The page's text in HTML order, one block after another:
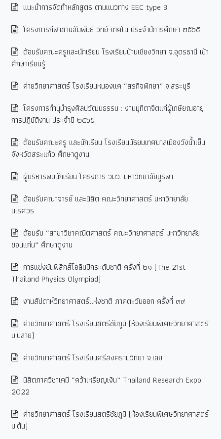
แนะนำการจัดทำหลักสูตร ตามแนวทาง EEC type B
โครงการกีฬาสานสัมพันธ์ วิทย์-เทคโน ประจำปีการศึกษา ๒๕๖๕
ต้อนรับคณะครูและนักเรียน โรงเรียนบ้านเชียงวิทยา จ.อุดรธานี เข้า
ศึกษาเรียนรู้
ค่ายวิทยาศาสตร์ โรงเรียนหนองแค “สรกิจพิทยา” จ.สระบุรี
โครงการทำนุบำรุงศิลปวัฒนธรรม : งานมุทิตาจิตแก่ผู้เกษียณอายุ
การปฏิบัติงาน ประจำปี ๒๕๖๕
ต้อนรับคณะครู และนักเรียน โรงเรียนมัธยมเทศบาลเมืองวังน้ำเย็น
จังหวัดสระแก้ว ศึกษาดูงาน
ผู้บริหารพบนักเรียน โครงการ วมว. มหาวิทยาลัยบูรพา
ต้อนรับคณาจารย์ และนิสิต คณะวิทยาศาสตร์ มหาวิทยาลัย
นเรศวร
ต้อนรับ “สาขาวิชาคณิตศาสตร์ คณะวิทยาศาสตร์ มหาวิทยาลัย
ขอนแก่น” ศึกษาดูงาน
การแข่งขันฟิสิกส์โอลิมปิกระดับชาติ ครั้งที่ ๒๑ (The 21st
Thailand Physics Olympiad)
งานสัปดาห์วิทยาศาสตร์แห่งชาติ ภาคตะวันออก ครั้งที่ ๓๙
ค่ายวิทยาศาสตร์ โรงเรียนสตรีชัยภูมิ (ห้องเรียนพิเศษวิทยาศาสตร์
ม.ปลาย)
ค่ายวิทยาศาสตร์ โรงเรียนศรีสงครามวิทยา จ.เลย
นิสิตภาควิชาเคมี “คว้าเหรียญเงิน” Thailand Research Expo
2022
ค่ายวิทยาศาสตร์ โรงเรียนสตรีชัยภูมิ (ห้องเรียนพิเศษวิทยาศาสตร์
ม.ต้น)